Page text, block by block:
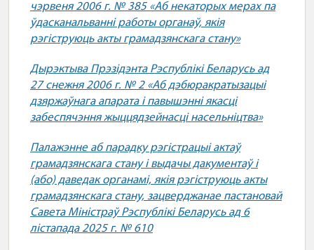
чэрвеня 2006 г. № 385 «Аб некаторых мерах па
ўдасканальванні работы органаў, якія
рэгіструюць акты грамадзянскага стану»
Дырэктыва Прэзідэнта Рэспублікі Беларусь ад
27 снежня 2006 г. № 2 «Аб дэбюракратызацыі
дзяржаўнага апарата і павышэнні якасці
забеспячэння жыццядзейнасці насельніцтва»
Палажэнне аб парадку рэгістрацыі актаў
грамадзянскага стану і выдачы дакументаў і
(або) даведак органамі, якія рэгіструюць акты
грамадзянскага стану, зацверджанае пастановай
Савета Міністраў Рэспублікі Беларусь ад 6
лістапада 2025 г. № 610